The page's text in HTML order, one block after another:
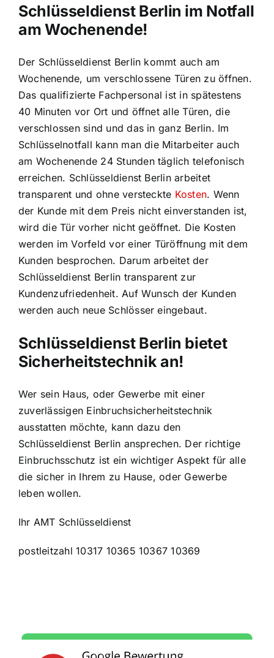
Schlüsseldienst Berlin im Notfall
am Wochenende!
Der Schlüsseldienst Berlin kommt auch am
Wochenende, um verschlossene Türen zu öffnen.
Das qualifizierte Fachpersonal ist in spätestens
40 Minuten vor Ort und öffnet alle Türen, die
verschlossen sind und das in ganz Berlin. Im
Schlüsselnotfall kann man die Mitarbeiter auch
am Wochenende 24 Stunden täglich telefonisch
erreichen. Schlüsseldienst Berlin arbeitet
transparent und ohne versteckte Kosten. Wenn
der Kunde mit dem Preis nicht einverstanden ist,
wird die Tür vorher nicht geöffnet. Die Kosten
werden im Vorfeld vor einer Türöffnung mit dem
Kunden besprochen. Darum arbeitet der
Schlüsseldienst Berlin transparent zur
Kundenzufriedenheit. Auf Wunsch der Kunden
werden auch neue Schlösser eingebaut.
Schlüsseldienst Berlin bietet
Sicherheitstechnik an!
Wer sein Haus, oder Gewerbe mit einer
zuverlässigen Einbruchsicherheitstechnik
ausstatten möchte, kann dazu den
Schlüsseldienst Berlin ansprechen. Der richtige
Einbruchsschutz ist ein wichtiger Aspekt für alle
die sicher in Ihrem zu Hause, oder Gewerbe
leben wollen.
Ihr AMT Schlüsseldienst
postleitzahl 10317 10365 10367 10369